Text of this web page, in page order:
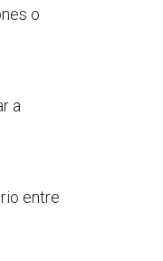
o
a
entre